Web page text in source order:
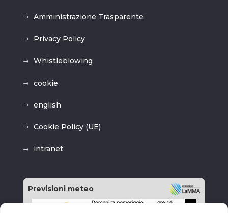
Amministrazione Trasparente
Privacy Policy
Whistleblowing
cookie
english
Cookie Policy (UE)
intranet
Previsioni meteo